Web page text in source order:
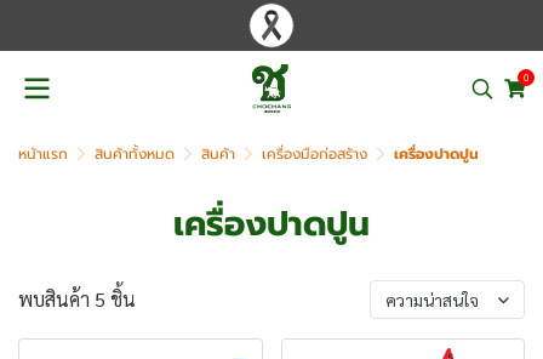
0
หน้าแรก สินค้าทั้งหมด สินค้า เครื่องมือก่อสร้าง เครื่องปาดปูน
เครื่องปาดปูน
พบสินค้า 5 ชิ้น ความน่าสนใจ